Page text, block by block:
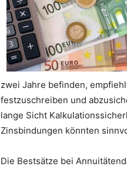
zwei Jahre befinden,
festzuschreiben und
lange Sicht
Zinsbindungen könnten
Die Bestsätze bei